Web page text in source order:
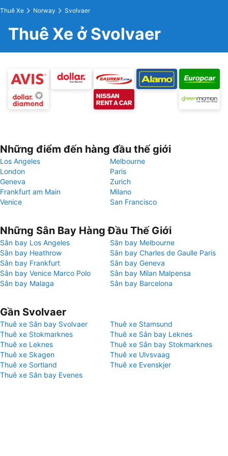
Thuê Xe Norway Svolvaer
Thuê Xe ở Svolvaer
Những điểm đến hàng đầu thế giới
Los Angeles
Melbourne
London
Paris
Geneva
Zurich
Frankfurt am Main
Milano
Venice
San Francisco
Những Sân Bay Hàng Đầu Thế Giới
Sân bay Los Angeles
Sân bay Melbourne
Sân bay Heathrow
Sân bay Charles de Gaulle Paris
Sân bay Frankfurt
Sân bay Geneva
Sân bay Venice Marco Polo
Sân bay Milan Malpensa
Sân bay Malaga
Sân bay Barcelona
Gần Svolvaer
Thuê xe Sân bay Svolvaer
Thuê xe Stamsund
Thuê xe Stokmarknes
Thuê xe Sân bay Leknes
Thuê xe Leknes
Thuê xe Sân bay Stokmarknes
Thuê xe Skagen
Thuê xe Ulvsvaag
Thuê xe Sortland
Thuê xe Evenskjer
Thuê xe Sân bay Evenes